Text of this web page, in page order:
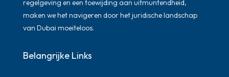
regelgeving en een toewijding aan uitmuntendheid,
maken we het navigeren door het juridische landschap
van Dubai moeiteloos.
Belangrijke Links